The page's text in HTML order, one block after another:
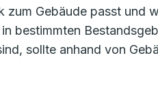
Gebäude passt und
bestimmten
sollte anhand von